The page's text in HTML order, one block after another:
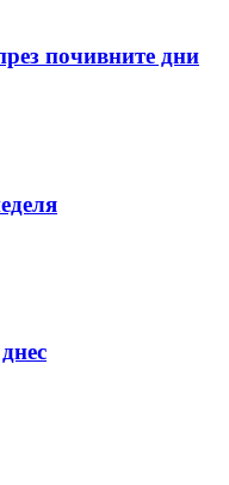
почивните дни